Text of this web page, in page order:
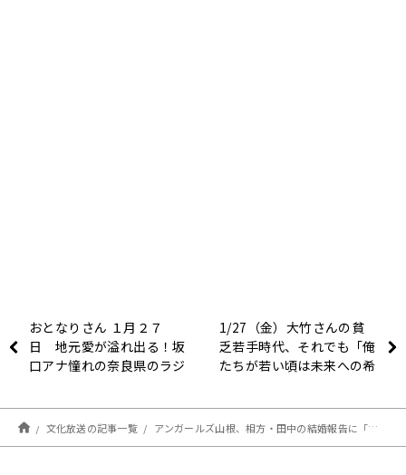
おとなりさん １月２７
日 地元愛が溢れ出る！坂
口アナ憧れの奈良県のラジ
1/27（金）大竹さんの貧
乏若手時代、それでも「俺
たちが若い頃は未来への希
文化放送の記事一覧 アンガールズ山根、相方・田中の結婚報告に「薄い」反応!? 真相を明かす